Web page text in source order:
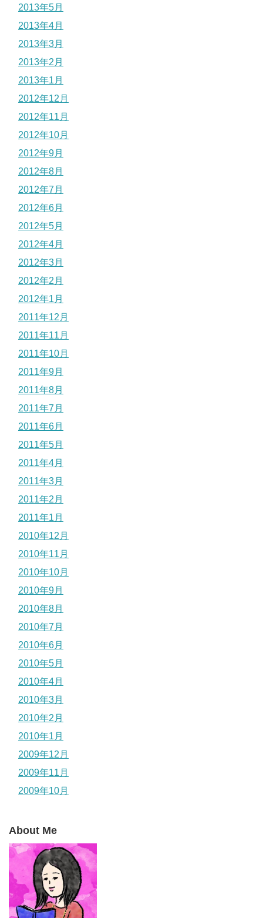
2013年5月
2013年4月
2013年3月
2013年2月
2013年1月
2012年12月
2012年11月
2012年10月
2012年9月
2012年8月
2012年7月
2012年6月
2012年5月
2012年4月
2012年3月
2012年2月
2012年1月
2011年12月
2011年11月
2011年10月
2011年9月
2011年8月
2011年7月
2011年6月
2011年5月
2011年4月
2011年3月
2011年2月
2011年1月
2010年12月
2010年11月
2010年10月
2010年9月
2010年8月
2010年7月
2010年6月
2010年5月
2010年4月
2010年3月
2010年2月
2010年1月
2009年12月
2009年11月
2009年10月
About Me